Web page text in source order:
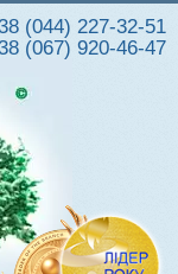
(044) 227-32-51
(067) 920-46-47